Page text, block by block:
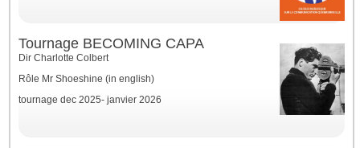
Tournage BECOMING CAPA
Dir Charlotte Colbert
Rôle Mr Shoeshine (in english)
tournage dec 2025- janvier 2026